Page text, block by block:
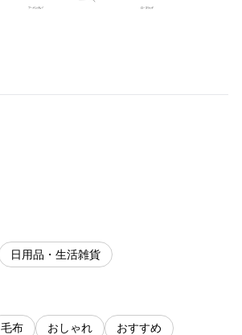
日用品・生活雑貨
毛布 おしゃれ おすすめ